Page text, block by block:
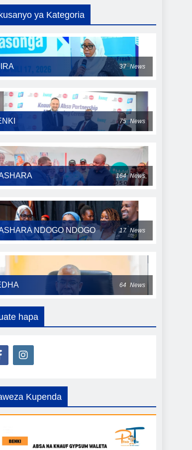
ya Kategoria
37 News
75 News
164 News
NDOGO NDOGO 17 News
64 News
hapa
Kupenda